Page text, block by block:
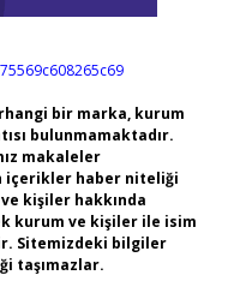
bir marka, kurum
bulunmamaktadır.
makaleler
içerikler haber niteliği
kişiler hakkında
kurum ve kişiler ile isim
Sitemizdeki bilgiler
taşımazlar.